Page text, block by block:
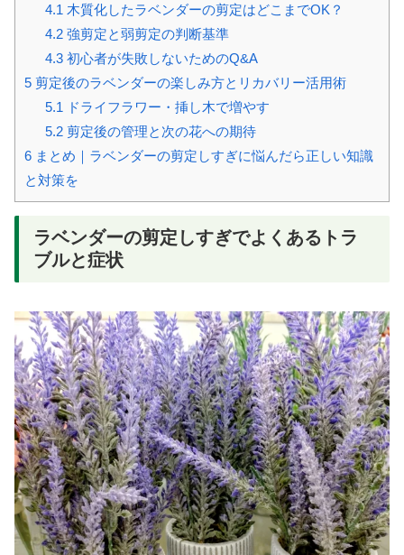
4.1 木質化したラベンダーの剪定はどこまでOK？
4.2強剪定と弱剪定の判断基準
4.3初心者が失敗しないためのQ&A
5 剪定後のラベンダーの楽しみ方とリカバリー活用術
5.1 ドライフラワー・挿し木で増やす
5.2剪定後の管理と次の花への期待
6 まとめ｜ラベンダーの剪定しすぎに悩んだら正しい知識
と対策を
ラベンダーの剪定しすぎでよくあるトラ
ブルと症状